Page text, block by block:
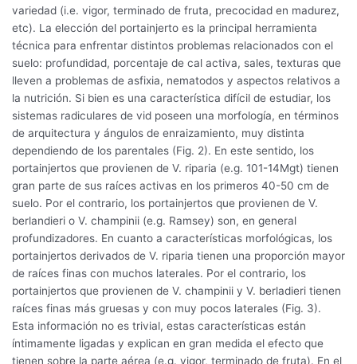
variedad (i.e. vigor, terminado de fruta, precocidad en madurez,
etc). La elección del portainjerto es la principal herramienta
técnica para enfrentar distintos problemas relacionados con el
suelo: profundidad, porcentaje de cal activa, sales, texturas que
lleven a problemas de asfixia, nematodos y aspectos relativos a
la nutrición. Si bien es una característica difícil de estudiar, los
sistemas radiculares de vid poseen una morfología, en términos
de arquitectura y ángulos de enraizamiento, muy distinta
dependiendo de los parentales (Fig. 2). En este sentido, los
portainjertos que provienen de V. riparia (e.g. 101-14Mgt) tienen
gran parte de sus raíces activas en los primeros 40-50 cm de
suelo. Por el contrario, los portainjertos que provienen de V.
berlandieri o V. champinii (e.g. Ramsey) son, en general
profundizadores. En cuanto a características morfológicas, los
portainjertos derivados de V. riparia tienen una proporción mayor
de raíces finas con muchos laterales. Por el contrario, los
portainjertos que provienen de V. champinii y V. berladieri tienen
raíces finas más gruesas y con muy pocos laterales (Fig. 3).
Esta información no es trivial, estas características están
íntimamente ligadas y explican en gran medida el efecto que
tienen sobre la parte aérea (e.g. vigor, terminado de fruta). En el